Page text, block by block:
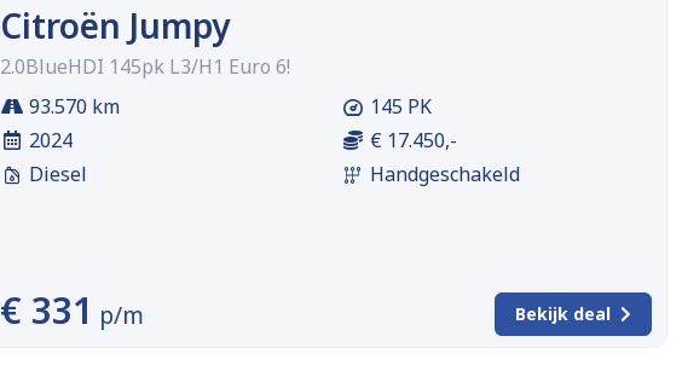
Citroën Jumpy
2.0BlueHDI 145pk L3/H1 Euro 6!
93.570 km
2024
Diesel
145 PK
€ 17.450,-
Handgeschakeld
€ 331 p/m Bekijk deal